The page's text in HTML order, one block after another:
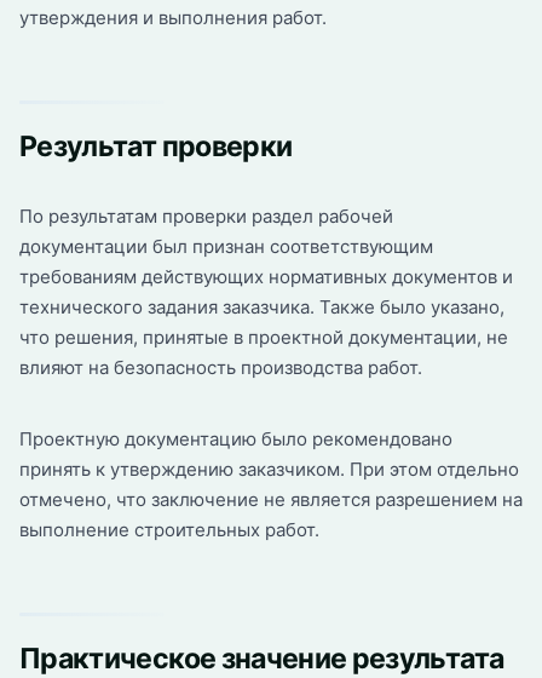
утверждения и выполнения работ.
Результат проверки
По результатам проверки раздел рабочей
документации был признан соответствующим
требованиям действующих нормативных документов и
технического задания заказчика. Также было указано,
что решения, принятые в проектной документации, не
влияют на безопасность производства работ.
Проектную документацию было рекомендовано
принять к утверждению заказчиком. При этом отдельно
отмечено, что заключение не является разрешением на
выполнение строительных работ.
Практическое значение результата